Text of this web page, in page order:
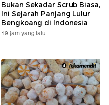
Bukan Sekadar Scrub Biasa,
Ini Sejarah Panjang Lulur
Bengkoang di Indonesia
19 jam yang lalu